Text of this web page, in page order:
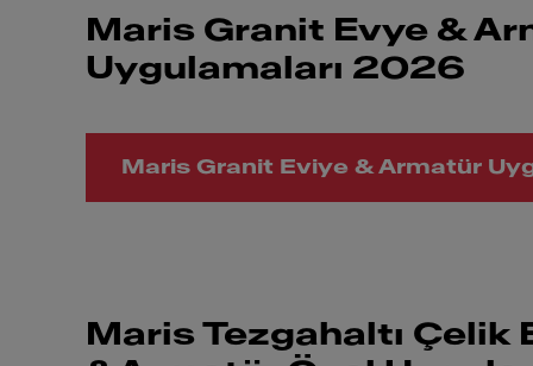
Maris Granit Evye &
Uygulamaları 2026
Maris Granit Eviye & Armatür
Maris Tezgahaltı Çelik